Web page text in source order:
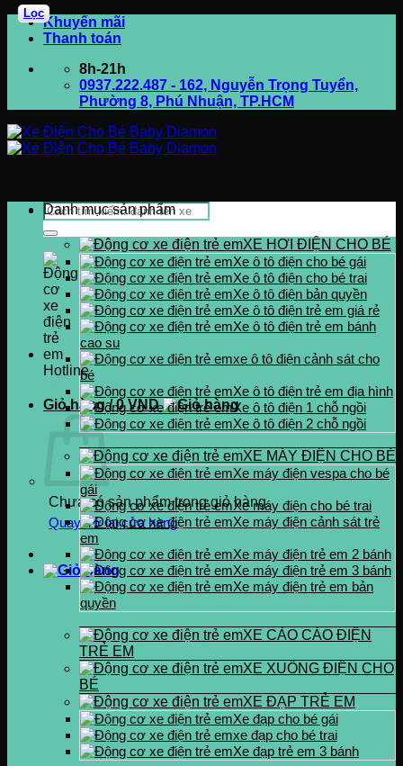
Bỏ
qua
dung
Khuyến mãi
Thanh toán
8h-21h
0937.222.487 - 162, Nguyễn Trọng Tuyển,
Phường 8, Phú Nhuận, TP.HCM
Tìm
kiếm:
Hotline
0937.222.487
Giỏ hàng /0VND
Chưa có sản phẩm trong giỏ hàng.
Quay trở lại cửa hàng
Danh mục sản phẩm
XE HƠI ĐIỆN CHO BÉ
Xe ô tô điện cho bé gái
Xe ô tô điện cho bé trai
Xe ô tô điện bản quyền
Xe ô tô điện trẻ em giá rẻ
Xe ô tô điện trẻ em bánh
cao su
xe ô tô điện cảnh sát cho
bé
Xe ô tô điện trẻ em địa hình
Xe ô tô điện 1 chỗ ngồi
Xe ô tô điện 2 chỗ ngồi
XE MÁY ĐIỆN CHO BÉ
Xe máy điện vespa cho bé
gái
Xe máy điện cho bé trai
Xe máy điện cảnh sát trẻ
em
Xe máy điện trẻ em 2 bánh
Xe máy điện trẻ em 3 bánh
Xe máy điện trẻ em bản
quyền
XE CÀO CÀO ĐIỆN
TRẺ EM
XE XUỒNG ĐIỆN CHO
BÉ
XE ĐẠP TRẺ EM
Xe đạp cho bé gái
xe đạp cho bé trai
Xe đạp trẻ em 3 bánh
Lọc